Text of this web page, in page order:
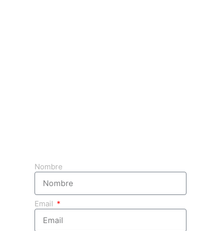
Nombre
Email